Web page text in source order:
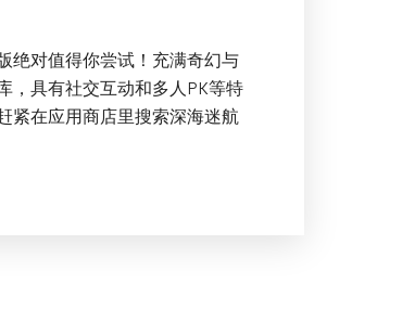
绝对值得你尝试！充满奇幻与
，具有社交互动和多人PK等特
紧在应用商店里搜索深海迷航